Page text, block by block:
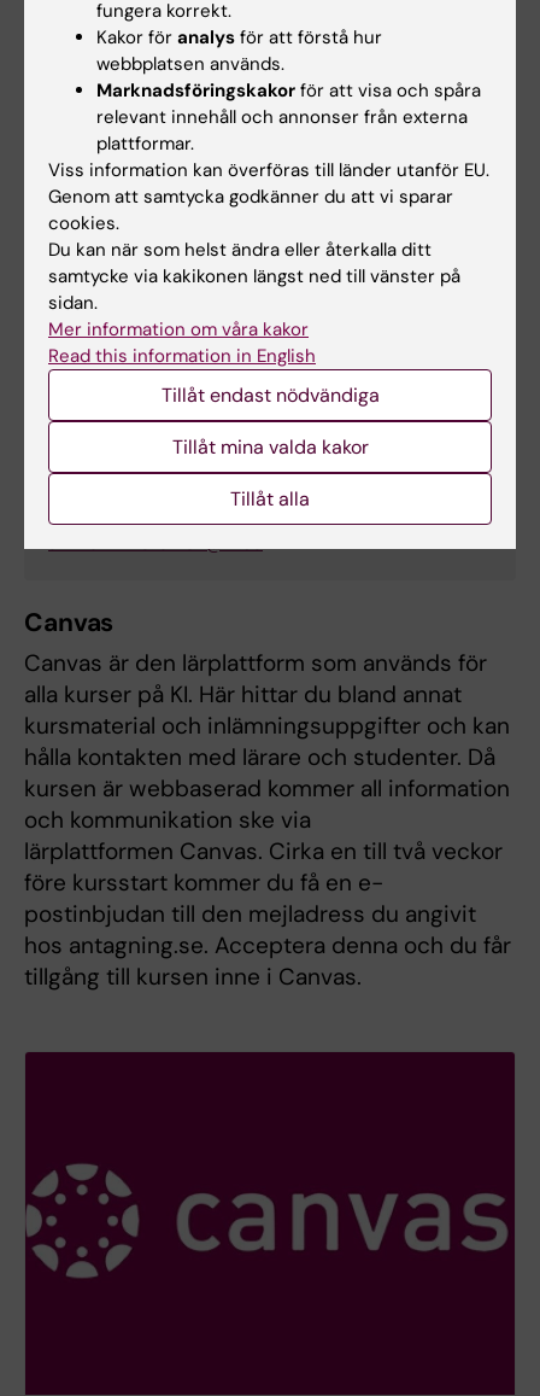
anna.stake@ki.se
Anna Maria Kristina
Gustafsson
Examinator
Telefon:
+46852482350
E-post:
anna.gustafsson.1@ki.se
Ann-Kathrine Lemon
Telefon:
E-post:
Canvas
Canvas är den lärplattform som används för
alla kurser på KI. Här hittar du bland annat
kursmaterial och inlämningsuppgifter och kan
hålla kontakten med lärare och studenter. Då
kursen är webbaserad kommer all information
och kommunikation ske via
lärplattformen Canvas. Cirka en till två veckor
före kursstart kommer du få en e-
postinbjudan till den mejladress du angivit
hos antagning.se. Acceptera denna och du får
tillgång till kursen inne i Canvas.
fungera korrekt.
Kakor för analys för att förstå hur
webbplatsen används.
Marknadsföringskakor för att visa och spåra
relevant innehåll och annonser från externa
plattformar.
Viss information kan överföras till länder utanför EU.
Genom att samtycka godkänner du att vi sparar
cookies.
Du kan när som helst ändra eller återkalla ditt
samtycke via kakikonen längst ned till vänster på
sidan.
Mer information om våra kakor
Read this information in English
Tillåt endast nödvändiga
Tillåt mina valda kakor
Tillåt alla